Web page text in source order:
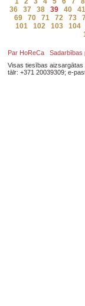
36
37 38 39 40 41
69
70 71 72 73
101
102 103 104
Par HoReCa
Sadarbības
Visas tiesības
tālr: +371 20039309; e-